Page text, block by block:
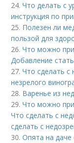
24.Что делать с
инструкция по
25. Полезен ли
пользой для
26.Что можно
Добавление
27.Что сделать
незрелого
28. Варенье из
29.Что можно
Что сделать с
сделать с
30.Опята на